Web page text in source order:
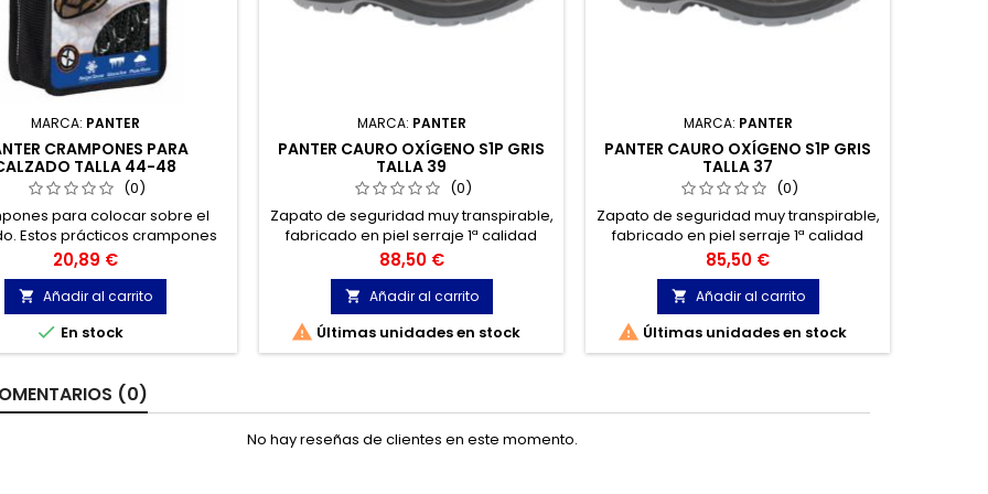
MARCA: PANTER
CRAMPONES PARA
TALLA 44-48
(0)
para colocar sobre el
Estos prácticos crampones
a la suela, posibilitan la
afianzando el pie a
helados y nevados con total
seguridad.
Precio
20,89 €
 Añadir al carrito
 En stock
MARCA: PANTER
PANTER CAURO OXÍGENO S1P GRIS
TALLA 39
(0)
Zapato de seguridad muy transpirable,
fabricado en piel serraje 1ª calidad
transpirable y fresco tejido Mesh con
tratamiento hidrófugo. Incluye la
revolucionaria tecnología PANTER
Oxígeno.
Precio
88,50 €
 Añadir al carrito
 Últimas unidades en stock
MARCA: PANTER
PANTER CAURO OXÍGENO S1P GRIS
TALLA 37
(0)
Zapato de seguridad muy transpirable,
fabricado en piel serraje 1ª calidad
transpirable y fresco tejido Mesh con
tratamiento hidrófugo. Incluye la
revolucionaria tecnología PANTER
Oxígeno.
Precio
85,50 €
 Añadir al carrito
 Últimas unidades en stock
(0)
No hay reseñas de clientes en este momento.